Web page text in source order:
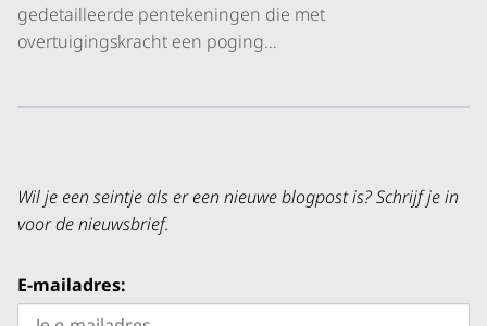
gedetailleerde pentekeningen die met
overtuigingskracht een poging…
Wil je een seintje als er een nieuwe blogpost is? Schrijf je in
voor de nieuwsbrief.
E-mailadres: